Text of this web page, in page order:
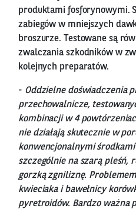
produktami fosforynowymi.
zabiegów w mniejszych
broszurze. Testowane są
zwalczania szkodników w
kolejnych preparatów.
- Oddzielne doświadczenia
przechowalnicze,
kombinacji w 4
nie działają skutecznie w
konwencjonalnymi
szczególnie na szarą pleśń,
gorzką zgniliznę.
kwieciaka i bawełnicy
pyretroidów. Bardzo ważna